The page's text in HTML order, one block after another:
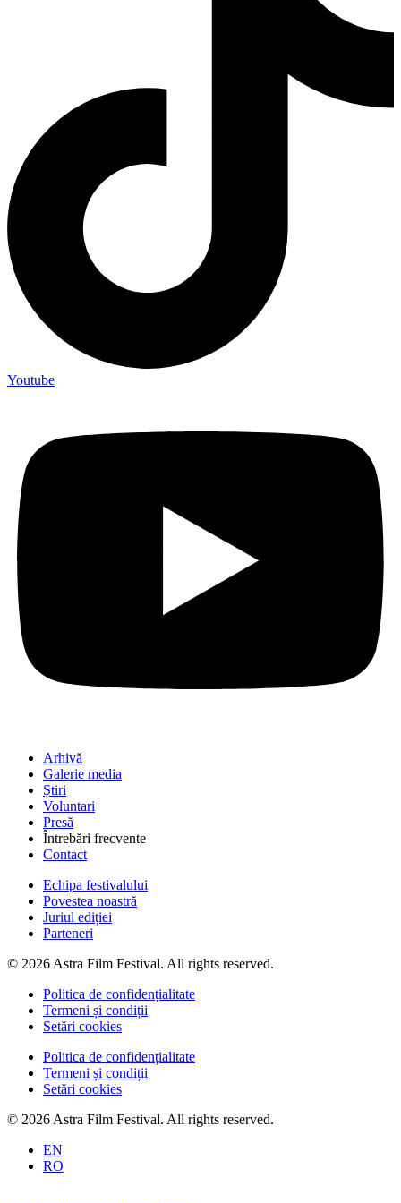
Youtube
Arhivă
Galerie media
Știri
Voluntari
Presă
Întrebări frecvente
Contact
Echipa festivalului
Povestea noastră
Juriul ediției
Parteneri
© 2026 Astra Film Festival. All rights reserved.
Politica de confidențialitate
Termeni și condiții
Setări cookies
Politica de confidențialitate
Termeni și condiții
Setări cookies
© 2026 Astra Film Festival. All rights reserved.
EN
RO